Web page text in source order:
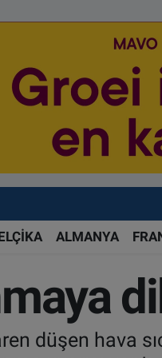
ALMANYA
düşen hava